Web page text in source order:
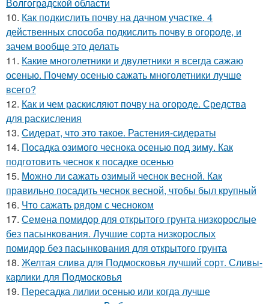
10. Как подкислить почву на дачном участке. 4
действенных способа подкислить почву в огороде, и
зачем вообще это делать
11. Какие многолетники и двулетники я всегда сажаю
осенью. Почему осенью сажать многолетники лучше
всего?
12. Как и чем раскисляют почву на огороде. Средства
для раскисления
13. Сидерат, что это такое. Растения-сидераты
14. Посадка озимого чеснока осенью под зиму. Как
подготовить чеснок к посадке осенью
15. Можно ли сажать озимый чеснок весной. Как
правильно посадить чеснок весной, чтобы был крупный
16. Что сажать рядом с чесноком
17. Семена помидор для открытого грунта низкорослые
без пасынкования. Лучшие сорта низкорослых
помидор без пасынкования для открытого грунта
18. Желтая слива для Подмосковья лучший сорт. Сливы-
карлики для Подмосковья
19. Пересадка лилии осенью или когда лучше